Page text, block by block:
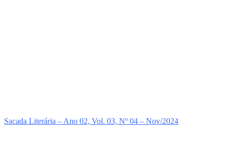
Sacada Literária – Ano 02, Vol. 03, Nº 04 – Nov/2024